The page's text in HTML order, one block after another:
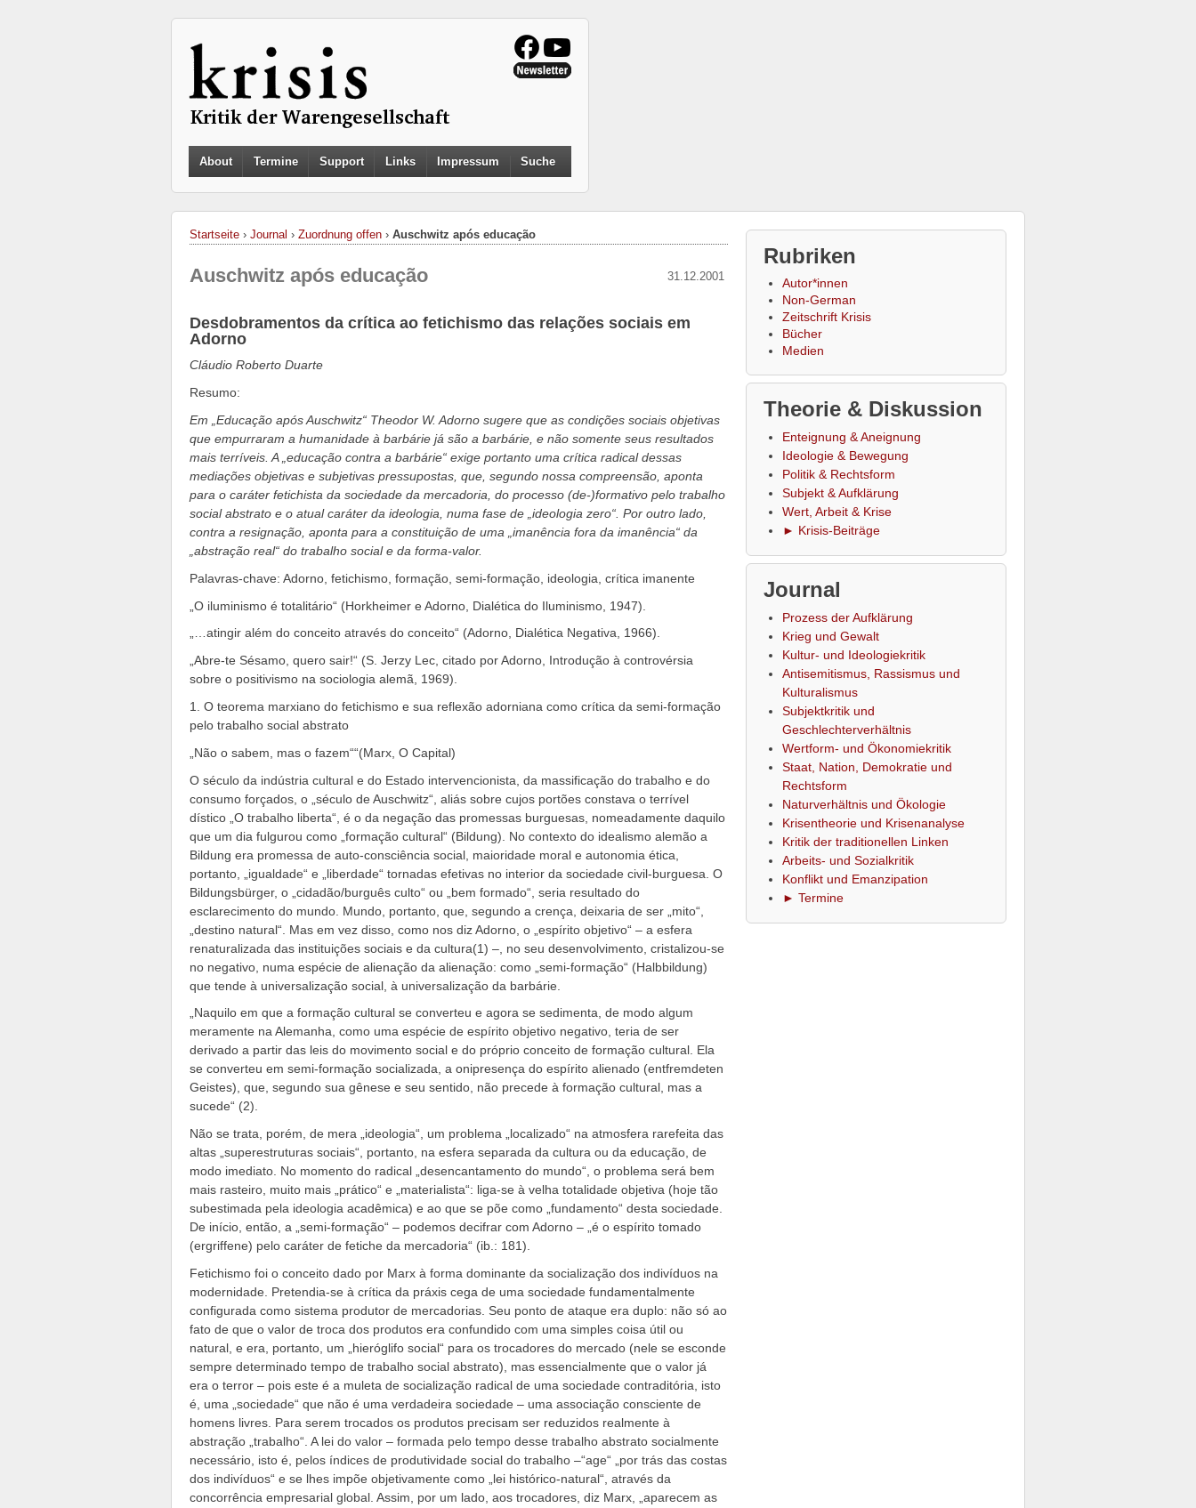
About Termine Support Links Impressum Suche
Startseite › Journal › Zuordnung offen › Auschwitz após educação
31.12.2001
Auschwitz após educação
Desdobramentos da crítica ao fetichismo das relações sociais em
Adorno
Cláudio Roberto Duarte
Resumo:
Em „Educação após Auschwitz“ Theodor W. Adorno sugere que as condições sociais objetivas
que empurraram a humanidade à barbárie já são a barbárie, e não somente seus resultados
mais terríveis. A „educação contra a barbárie“ exige portanto uma crítica radical dessas
mediações objetivas e subjetivas pressupostas, que, segundo nossa compreensão, aponta
para o caráter fetichista da sociedade da mercadoria, do processo (de-)formativo pelo trabalho
social abstrato e o atual caráter da ideologia, numa fase de „ideologia zero“. Por outro lado,
contra a resignação, aponta para a constituição de uma „imanência fora da imanência“ da
„abstração real“ do trabalho social e da forma-valor.
Palavras-chave: Adorno, fetichismo, formação, semi-formação, ideologia, crítica imanente
„O iluminismo é totalitário“ (Horkheimer e Adorno, Dialética do Iluminismo, 1947).
„…atingir além do conceito através do conceito“ (Adorno, Dialética Negativa, 1966).
„Abre-te Sésamo, quero sair!“ (S. Jerzy Lec, citado por Adorno, Introdução à controvérsia
sobre o positivismo na sociologia alemã, 1969).
1. O teorema marxiano do fetichismo e sua reflexão adorniana como crítica da semi-formação
pelo trabalho social abstrato
„Não o sabem, mas o fazem““(Marx, O Capital)
O século da indústria cultural e do Estado intervencionista, da massificação do trabalho e do
consumo forçados, o „século de Auschwitz“, aliás sobre cujos portões constava o terrível
dístico „O trabalho liberta“, é o da negação das promessas burguesas, nomeadamente daquilo
que um dia fulgurou como „formação cultural“ (Bildung). No contexto do idealismo alemão a
Bildung era promessa de auto-consciência social, maioridade moral e autonomia ética,
portanto, „igualdade“ e „liberdade“ tornadas efetivas no interior da sociedade civil-burguesa. O
Bildungsbürger, o „cidadão/burguês culto“ ou „bem formado“, seria resultado do
esclarecimento do mundo. Mundo, portanto, que, segundo a crença, deixaria de ser „mito“,
„destino natural“. Mas em vez disso, como nos diz Adorno, o „espírito objetivo“ – a esfera
renaturalizada das instituições sociais e da cultura(1) –, no seu desenvolvimento, cristalizou-se
no negativo, numa espécie de alienação da alienação: como „semi-formação“ (Halbbildung)
que tende à universalização social, à universalização da barbárie.
„Naquilo em que a formação cultural se converteu e agora se sedimenta, de modo algum
meramente na Alemanha, como uma espécie de espírito objetivo negativo, teria de ser
derivado a partir das leis do movimento social e do próprio conceito de formação cultural. Ela
se converteu em semi-formação socializada, a onipresença do espírito alienado (entfremdeten
Geistes), que, segundo sua gênese e seu sentido, não precede à formação cultural, mas a
sucede“ (2).
Não se trata, porém, de mera „ideologia“, um problema „localizado“ na atmosfera rarefeita das
altas „superestruturas sociais“, portanto, na esfera separada da cultura ou da educação, de
modo imediato. No momento do radical „desencantamento do mundo“, o problema será bem
mais rasteiro, muito mais „prático“ e „materialista“: liga-se à velha totalidade objetiva (hoje tão
subestimada pela ideologia acadêmica) e ao que se põe como „fundamento“ desta sociedade.
De início, então, a „semi-formação“ – podemos decifrar com Adorno – „é o espírito tomado
(ergriffene) pelo caráter de fetiche da mercadoria“ (ib.: 181).
Fetichismo foi o conceito dado por Marx à forma dominante da socialização dos indivíduos na
modernidade. Pretendia-se à crítica da práxis cega de uma sociedade fundamentalmente
configurada como sistema produtor de mercadorias. Seu ponto de ataque era duplo: não só ao
fato de que o valor de troca dos produtos era confundido com uma simples coisa útil ou
natural, e era, portanto, um „hieróglifo social“ para os trocadores do mercado (nele se esconde
sempre determinado tempo de trabalho social abstrato), mas essencialmente que o valor já
era o terror – pois este é a muleta de socialização radical de uma sociedade contraditória, isto
é, uma „sociedade“ que não é uma verdadeira sociedade – uma associação consciente de
homens livres. Para serem trocados os produtos precisam ser reduzidos realmente à
abstração „trabalho“. A lei do valor – formada pelo tempo desse trabalho abstrato socialmente
necessário, isto é, pelos índices de produtividade social do trabalho –“age“ „por trás das costas
dos indivíduos“ e se lhes impõe objetivamente como „lei histórico-natural“, através da
concorrência empresarial global. Assim, por um lado, aos trocadores, diz Marx, „aparecem as
Rubriken
Autor*innen
Non-German
Zeitschrift Krisis
Bücher
Medien
Theorie & Diskussion
Enteignung & Aneignung
Ideologie & Bewegung
Politik & Rechtsform
Subjekt & Aufklärung
Wert, Arbeit & Krise
► Krisis-Beiträge
Journal
Prozess der Aufklärung
Krieg und Gewalt
Kultur- und Ideologiekritik
Antisemitismus, Rassismus und
Kulturalismus
Subjektkritik und
Geschlechterverhältnis
Wertform- und Ökonomiekritik
Staat, Nation, Demokratie und
Rechtsform
Naturverhältnis und Ökologie
Krisentheorie und Krisenanalyse
Kritik der traditionellen Linken
Arbeits- und Sozialkritik
Konflikt und Emanzipation
► Termine